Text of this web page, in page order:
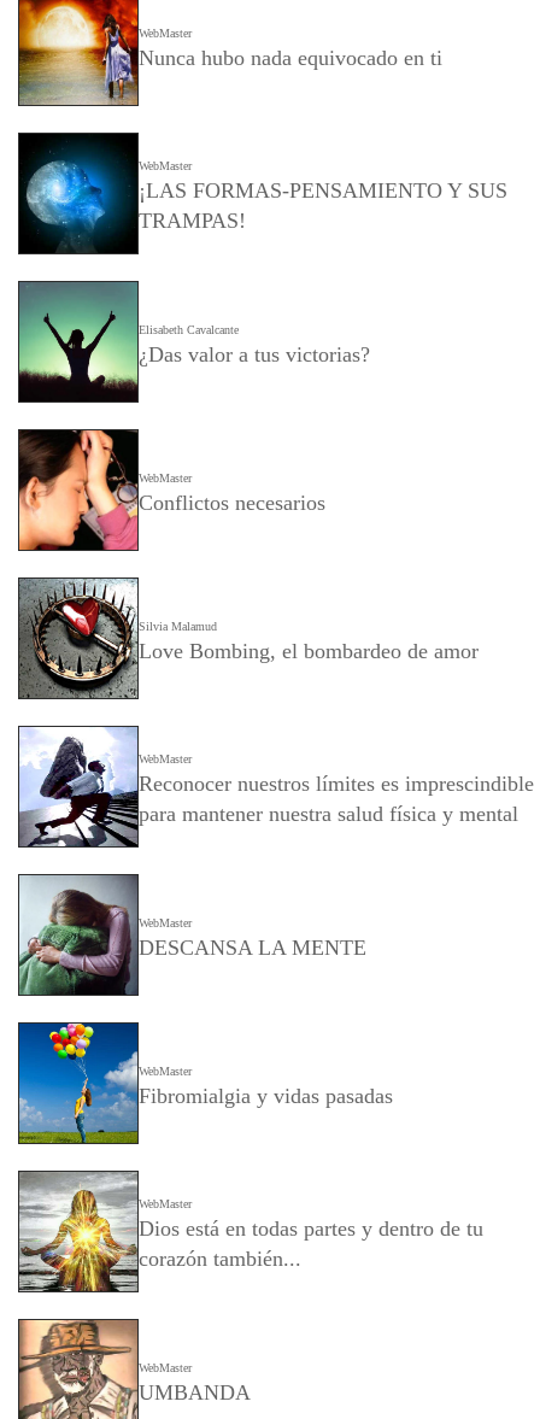
WebMaster
Nunca hubo nada equivocado en ti
WebMaster
¡LAS FORMAS-PENSAMIENTO Y SUS
TRAMPAS!
Elisabeth Cavalcante
¿Das valor a tus victorias?
WebMaster
Conflictos necesarios
Silvia Malamud
Love Bombing, el bombardeo de amor
WebMaster
Reconocer nuestros límites es imprescindible
para mantener nuestra salud física y mental
WebMaster
DESCANSA LA MENTE
WebMaster
Fibromialgia y vidas pasadas
WebMaster
Dios está en todas partes y dentro de tu
corazón también...
WebMaster
UMBANDA